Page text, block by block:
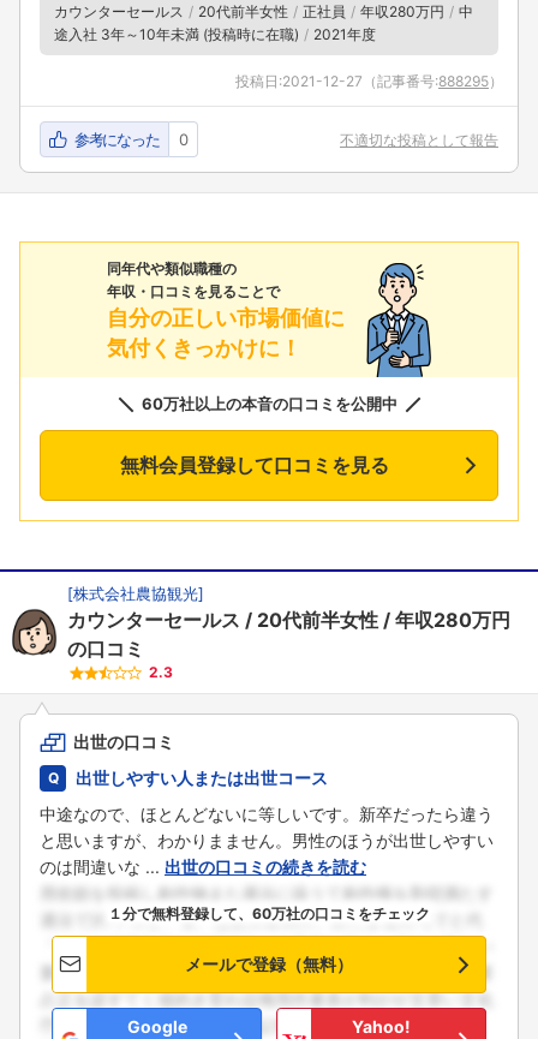
カウンターセールス 20代前半女性 正社員 年収280万円
中
途入社 3年～10年未満 (投稿時に在職)
2021年度
投稿日:2021-12-27 （記事番号:888295）
参考になった 0 不適切な投稿として報告
同年代や類似職種の
年収・口コミを見ることで
自分の正しい市場価値に
気付くきっかけに！
60万社以上の本音の口コミを公開中
無料会員登録して口コミを見る
[株式会社農協観光]
カウンターセールス 20代前半女性
年収280万円
の口コミ
2.3
出世の口コミ
出世しやすい人または出世コース
中途なので、ほとんどないに等しいです。新卒だったら違う
と思いますが、わかりまません。男性のほうが出世しやすい
のは間違いな ... 出世の口コミの続きを読む
１分で無料登録して、60万社の口コミをチェック
メールで登録（無料）
Google Yahoo!